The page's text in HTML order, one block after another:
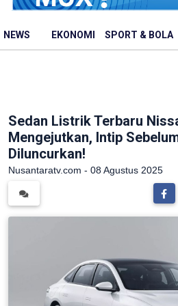
NEWS EKONOMI SPORT & BOLA
Sedan Listrik Terbaru
Mengejutkan, Intip
Diluncurkan!
Nusantaratv.com - 08 Agustus 2025